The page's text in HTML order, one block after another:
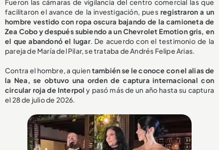
Fueron las cámaras de vigilancia del centro comercial las que
facilitaron el avance de la investigación, pues registraron a un
hombre vestido con ropa oscura bajando de la camioneta de
Zea Cobo y después subiendo a un Chevrolet Emotion gris, en
el que abandonó el lugar. De acuerdo con el testimonio de la
pareja de María del Pilar, se trataba de Andrés Felipe Arias.
Contra el hombre, a quientambién se le conoce con el alias de
la Nea, se obtuvo una orden de captura internacional con
circular roja de Interpol y pasó más de un año hasta su captura
el 28 de julio de 2026.